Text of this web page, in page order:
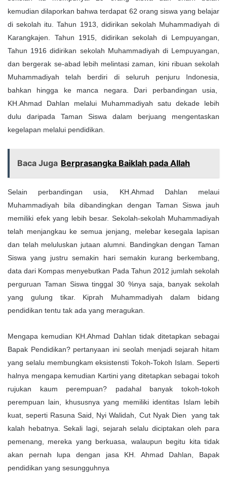
kemudian dilaporkan bahwa terdapat 62 orang siswa yang belajar
di sekolah itu. Tahun 1913, didirikan sekolah Muhammadiyah di
Karangkajen. Tahun 1915, didirikan sekolah di Lempuyangan,
Tahun 1916 didirikan sekolah Muhammadiyah di Lempuyangan,
dan bergerak se-abad lebih melintasi zaman, kini ribuan sekolah
Muhammadiyah telah berdiri di seluruh penjuru Indonesia,
bahkan hingga ke manca negara. Dari perbandingan usia,
KH.Ahmad Dahlan melalui Muhammadiyah satu dekade lebih
dulu daripada Taman Siswa dalam berjuang mengentaskan
kegelapan melalui pendidikan.
Baca Juga Berprasangka Baiklah pada Allah
Selain perbandingan usia, KH.Ahmad Dahlan melaui
Muhammadiyah bila dibandingkan dengan Taman Siswa jauh
memiliki efek yang lebih besar. Sekolah-sekolah Muhammadiyah
telah menjangkau ke semua jenjang, melebar kesegala lapisan
dan telah meluluskan jutaan alumni. Bandingkan dengan Taman
Siswa yang justru semakin hari semakin kurang berkembang,
data dari Kompas menyebutkan Pada Tahun 2012 jumlah sekolah
perguruan Taman Siswa tinggal 30 %nya saja, banyak sekolah
yang gulung tikar. Kiprah Muhammadiyah dalam bidang
pendidikan tentu tak ada yang meragukan.
Mengapa kemudian KH.Ahmad Dahlan tidak ditetapkan sebagai
Bapak Pendidikan? pertanyaan ini seolah menjadi sejarah hitam
yang selalu membungkam eksistensti Tokoh-Tokoh Islam. Seperti
halnya mengapa kemudian Kartini yang ditetapkan sebagai tokoh
rujukan kaum perempuan? padahal banyak tokoh-tokoh
perempuan lain, khususnya yang memiliki identitas Islam lebih
kuat, seperti Rasuna Said, Nyi Walidah, Cut Nyak Dien yang tak
kalah hebatnya. Sekali lagi, sejarah selalu diciptakan oleh para
pemenang, mereka yang berkuasa, walaupun begitu kita tidak
akan pernah lupa dengan jasa KH. Ahmad Dahlan, Bapak
pendidikan yang sesungguhnya